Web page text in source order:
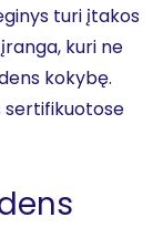
turi įtakos
kuri ne
kokybę.
sertifikuotose